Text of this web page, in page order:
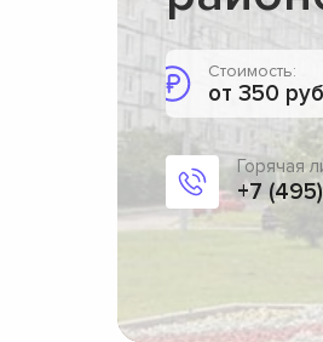
Стоимость:
от 350
Горячая
+7